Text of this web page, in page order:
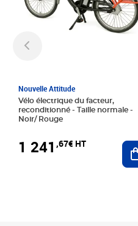
Nouvelle Attitude
Vélo électrique du facteur,
reconditionné - Taille normale -
Noir/ Rouge
1 241 ,67€ HT